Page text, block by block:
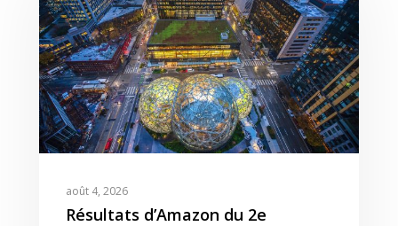
août 4, 2026
Résultats d’Amazon du 2e